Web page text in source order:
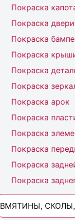
Покраска
Покраска двери
Покраска
Покраска
Покраска
Покраска
Покраска арок
Покраска
Покраска
Покраска
Покраска
Покраска
ВМЯТИНЫ,